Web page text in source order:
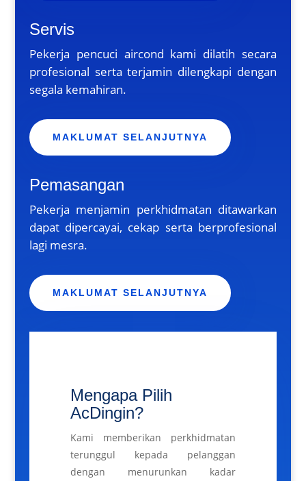
Servis
Pekerja pencuci aircond kami dilatih secara
profesional serta terjamin dilengkapi dengan
segala kemahiran.
MAKLUMAT SELANJUTNYA
Pemasangan
Pekerja menjamin perkhidmatan ditawarkan
dapat dipercayai, cekap serta berprofesional
lagi mesra.
MAKLUMAT SELANJUTNYA
Mengapa Pilih
AcDingin?
Kami memberikan perkhidmatan
terunggul kepada pelanggan
dengan menurunkan kadar